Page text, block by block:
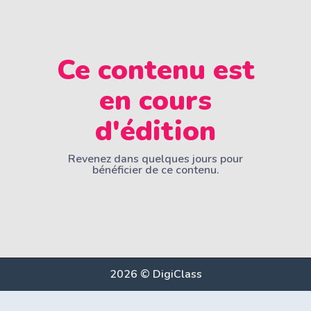
Ce contenu est
en cours
d'édition
Revenez dans quelques jours pour
bénéficier de ce contenu.
2026 © DigiClass